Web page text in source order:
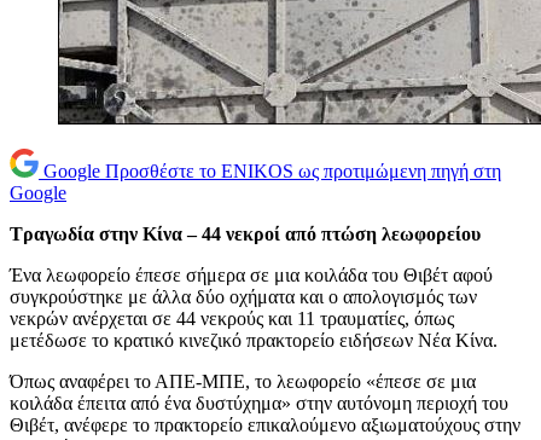
Google Προσθέστε το ENIKOS ως προτιμώμενη πηγή στη
Google
Τραγωδία στην Κίνα – 44 νεκροί από πτώση λεωφορείου
Ένα λεωφορείο έπεσε σήμερα σε μια κοιλάδα του Θιβέτ αφού
συγκρούστηκε με άλλα δύο οχήματα και ο απολογισμός των
νεκρών ανέρχεται σε 44 νεκρούς και 11 τραυματίες, όπως
μετέδωσε το κρατικό κινεζικό πρακτορείο ειδήσεων Νέα Κίνα.
Όπως αναφέρει το ΑΠΕ-ΜΠΕ, το λεωφορείο «έπεσε σε μια
κοιλάδα έπειτα από ένα δυστύχημα» στην αυτόνομη περιοχή του
Θιβέτ, ανέφερε το πρακτορείο επικαλούμενο αξιωματούχους στην